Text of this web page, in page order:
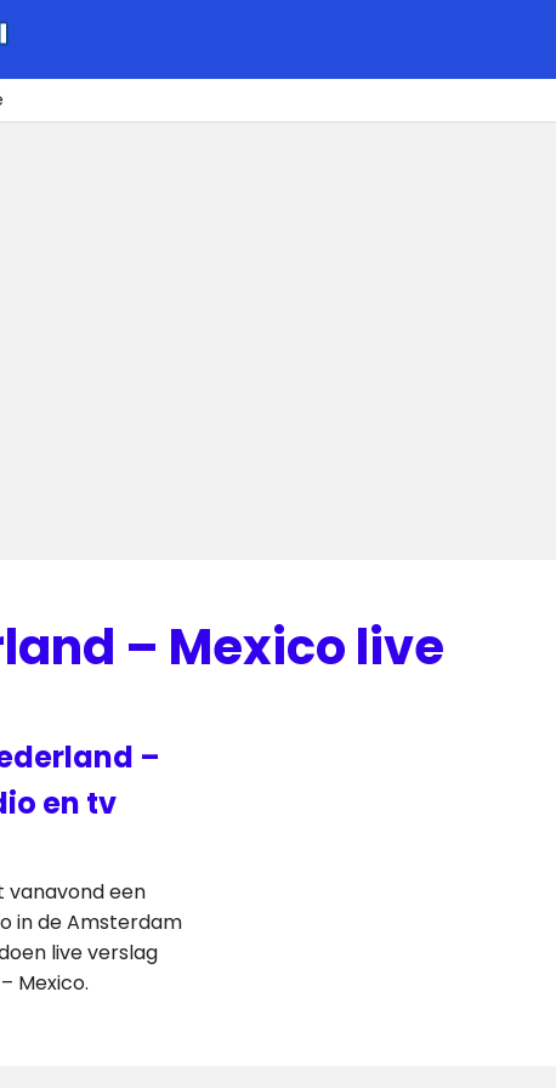
– Mexico live
–
en tv
vanavond een
in de Amsterdam
doen live verslag
Mexico.